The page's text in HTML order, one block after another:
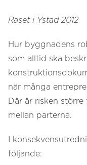
Raset i Ystad 2012
Hur byggnadens
som alltid ska
när många
Där är risken
mellan parterna.
I
följande: